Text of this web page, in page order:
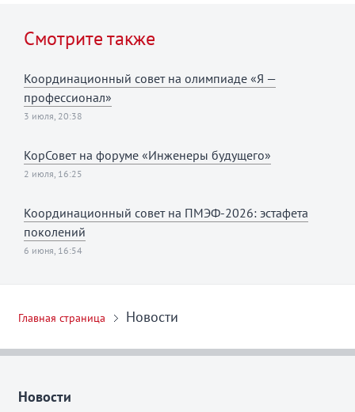
Смотрите также
Координационный совет на олимпиаде «Я —
профессионал»
3 июля, 20:38
КорСовет на форуме «Инженеры будущего»
2 июля, 16:25
Координационный совет на ПМЭФ-2026: эстафета
поколений
6 июня, 16:54
Главная страница Новости
Новости